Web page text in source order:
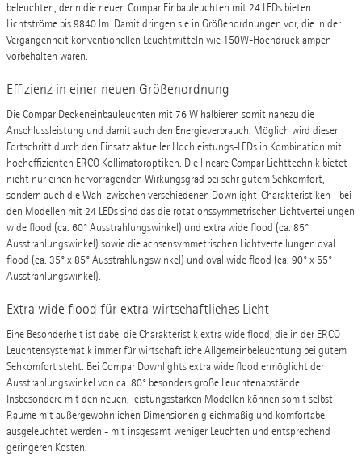
beleuchten, denn die neuen Compar Einbauleuchten mit 24 LEDs bieten
Lichtströme bis 9840 lm. Damit dringen sie in Größenordnungen vor, die in der
Vergangenheit konventionellen Leuchtmitteln wie 150W-Hochdrucklampen
vorbehalten waren.
Effizienz in einer neuen Größenordnung
Die Compar Deckeneinbauleuchten mit 76 W halbieren somit nahezu die
Anschlussleistung und damit auch den Energieverbrauch. Möglich wird dieser
Fortschritt durch den Einsatz aktueller Hochleistungs-LEDs in Kombination mit
hocheffizienten ERCO Kollimatoroptiken. Die lineare Compar Lichttechnik bietet
nicht nur einen hervorragenden Wirkungsgrad bei sehr gutem Sehkomfort,
sondern auch die Wahl zwischen verschiedenen Downlight-Charakteristiken - bei
den Modellen mit 24 LEDs sind das die rotationssymmetrischen Lichtverteilungen
wide flood (ca. 60° Ausstrahlungswinkel) und extra wide flood (ca. 85°
Ausstrahlungswinkel) sowie die achsensymmetrischen Lichtverteilungen oval
flood (ca. 35° x 85° Ausstrahlungswinkel) und oval wide flood (ca. 90° x 55°
Ausstrahlungswinkel).
Extra wide flood für extra wirtschaftliches Licht
Eine Besonderheit ist dabei die Charakteristik extra wide flood, die in der ERCO
Leuchtensystematik immer für wirtschaftliche Allgemeinbeleuchtung bei gutem
Sehkomfort steht. Bei Compar Downlights extra wide flood ermöglicht der
Ausstrahlungswinkel von ca. 80° besonders große Leuchtenabstände.
Insbesondere mit den neuen, leistungsstarken Modellen können somit selbst
Räume mit außergewöhnlichen Dimensionen gleichmäßig und komfortabel
ausgeleuchtet werden - mit insgesamt weniger Leuchten und entsprechend
geringeren Kosten.